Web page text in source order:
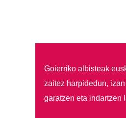
Goierriko albisteak
zaitez harpidedun,
garatzen eta indartzen